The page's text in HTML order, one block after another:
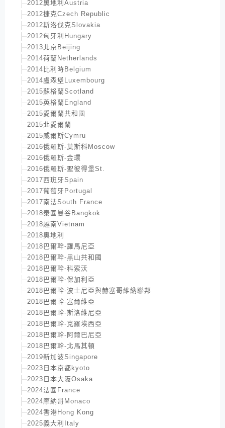
2012奧地利Austria
2012捷克Czech Republic
2012斯洛伐克Slovakia
2012匈牙利Hungary
2013北京Beijing
2014荷蘭Netherlands
2014比利時Belgium
2014盧森堡Luxembourg
2015蘇格蘭Scotland
2015英格蘭England
2015愛爾蘭共和國
2015北愛爾蘭
2015威爾斯Cymru
2016俄羅斯-莫斯科Moscow
2016俄羅斯-金環
2016俄羅斯-聖彼得堡St.
2017西班牙Spain
2017葡萄牙Portugal
2017南法South France
2018泰國曼谷Bangkok
2018越南Vietnam
2018奧地利
2018巴爾幹-羅馬尼亞
2018巴爾幹-黑山共和國
2018巴爾幹-科索沃
2018巴爾幹-保加利亞
2018巴爾幹-波士尼亞與赫塞哥維納聯邦
2018巴爾幹-塞爾維亞
2018巴爾幹-斯洛維尼亞
2018巴爾幹-克羅埃西亞
2018巴爾幹-阿爾巴尼亞
2018巴爾幹-北馬其頓
2019新加波Singapore
2023日本京都kyoto
2023日本大阪Osaka
2024法國France
2024摩納哥Monaco
2024香港Hong Kong
2025義大利Italy